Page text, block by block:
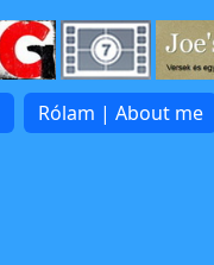
Rólam | About me